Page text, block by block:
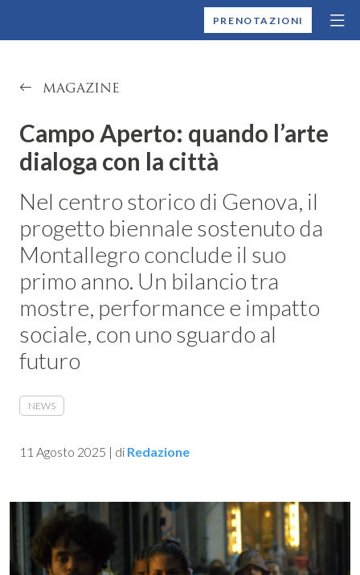
MONTALLEGROPRENOTAZIONI
MAGAZINE
Campo Aperto: quando l’arte
dialoga con la città
Nel centro storico di Genova, il
progetto biennale sostenuto da
Montallegro conclude il suo
primo anno. Un bilancio tra
mostre, performance e impatto
sociale, con uno sguardo al
futuro
NEWS
11 Agosto 2025 | di Redazione